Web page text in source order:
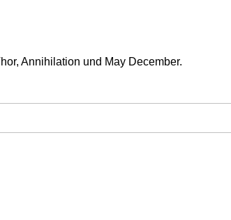
Annihilation und May December.